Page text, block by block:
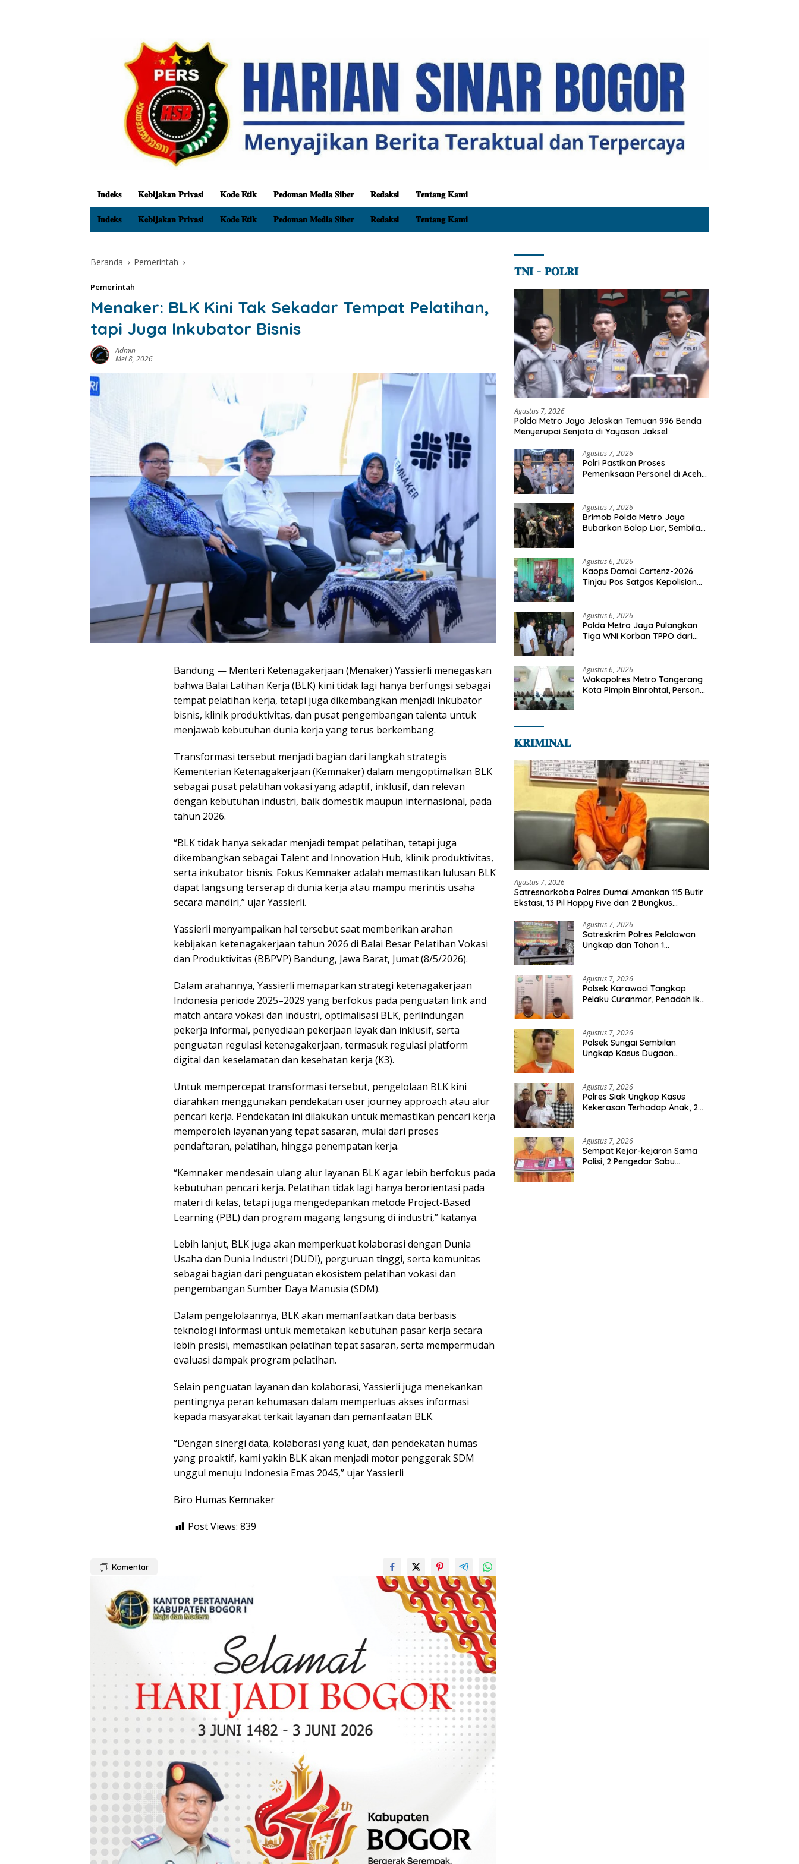
𝐈𝐧𝐝𝐞𝐤𝐬 𝐊𝐞𝐛𝐢𝐣𝐚𝐤𝐚𝐧 𝐏𝐫𝐢𝐯𝐚𝐬𝐢 𝐊𝐨𝐝𝐞 𝐄𝐭𝐢𝐤 𝐏𝐞𝐝𝐨𝐦𝐚𝐧 𝐌𝐞𝐝𝐢𝐚 𝐒𝐢𝐛𝐞𝐫 𝐑𝐞𝐝𝐚𝐤𝐬𝐢 𝐓𝐞𝐧𝐭𝐚𝐧𝐠 𝐊𝐚𝐦𝐢
𝐈𝐧𝐝𝐞𝐤𝐬 𝐊𝐞𝐛𝐢𝐣𝐚𝐤𝐚𝐧 𝐏𝐫𝐢𝐯𝐚𝐬𝐢 𝐊𝐨𝐝𝐞 𝐄𝐭𝐢𝐤 𝐏𝐞𝐝𝐨𝐦𝐚𝐧 𝐌𝐞𝐝𝐢𝐚 𝐒𝐢𝐛𝐞𝐫 𝐑𝐞𝐝𝐚𝐤𝐬𝐢 𝐓𝐞𝐧𝐭𝐚𝐧𝐠 𝐊𝐚𝐦𝐢
Beranda Pemerintah
Pemerintah
Menaker: BLK Kini Tak Sekadar Tempat Pelatihan,
tapi Juga Inkubator Bisnis
Admin
Mei 8, 2026
Bandung — Menteri Ketenagakerjaan (Menaker) Yassierli menegaskan
bahwa Balai Latihan Kerja (BLK) kini tidak lagi hanya berfungsi sebagai
tempat pelatihan kerja, tetapi juga dikembangkan menjadi inkubator
bisnis, klinik produktivitas, dan pusat pengembangan talenta untuk
menjawab kebutuhan dunia kerja yang terus berkembang.
Transformasi tersebut menjadi bagian dari langkah strategis
Kementerian Ketenagakerjaan (Kemnaker) dalam mengoptimalkan BLK
sebagai pusat pelatihan vokasi yang adaptif, inklusif, dan relevan
dengan kebutuhan industri, baik domestik maupun internasional, pada
tahun 2026.
“BLK tidak hanya sekadar menjadi tempat pelatihan, tetapi juga
dikembangkan sebagai Talent and Innovation Hub, klinik produktivitas,
serta inkubator bisnis. Fokus Kemnaker adalah memastikan lulusan BLK
dapat langsung terserap di dunia kerja atau mampu merintis usaha
secara mandiri,” ujar Yassierli.
Yassierli menyampaikan hal tersebut saat memberikan arahan
kebijakan ketenagakerjaan tahun 2026 di Balai Besar Pelatihan Vokasi
dan Produktivitas (BBPVP) Bandung, Jawa Barat, Jumat (8/5/2026).
Dalam arahannya, Yassierli memaparkan strategi ketenagakerjaan
Indonesia periode 2025–2029 yang berfokus pada penguatan link and
match antara vokasi dan industri, optimalisasi BLK, perlindungan
pekerja informal, penyediaan pekerjaan layak dan inklusif, serta
penguatan regulasi ketenagakerjaan, termasuk regulasi platform
digital dan keselamatan dan kesehatan kerja (K3).
Untuk mempercepat transformasi tersebut, pengelolaan BLK kini
diarahkan menggunakan pendekatan user journey approach atau alur
pencari kerja. Pendekatan ini dilakukan untuk memastikan pencari kerja
memperoleh layanan yang tepat sasaran, mulai dari proses
pendaftaran, pelatihan, hingga penempatan kerja.
“Kemnaker mendesain ulang alur layanan BLK agar lebih berfokus pada
kebutuhan pencari kerja. Pelatihan tidak lagi hanya berorientasi pada
materi di kelas, tetapi juga mengedepankan metode Project-Based
Learning (PBL) dan program magang langsung di industri,” katanya.
Lebih lanjut, BLK juga akan memperkuat kolaborasi dengan Dunia
Usaha dan Dunia Industri (DUDI), perguruan tinggi, serta komunitas
sebagai bagian dari penguatan ekosistem pelatihan vokasi dan
pengembangan Sumber Daya Manusia (SDM).
Dalam pengelolaannya, BLK akan memanfaatkan data berbasis
teknologi informasi untuk memetakan kebutuhan pasar kerja secara
lebih presisi, memastikan pelatihan tepat sasaran, serta mempermudah
evaluasi dampak program pelatihan.
Selain penguatan layanan dan kolaborasi, Yassierli juga menekankan
pentingnya peran kehumasan dalam memperluas akses informasi
kepada masyarakat terkait layanan dan pemanfaatan BLK.
“Dengan sinergi data, kolaborasi yang kuat, dan pendekatan humas
yang proaktif, kami yakin BLK akan menjadi motor penggerak SDM
unggul menuju Indonesia Emas 2045,” ujar Yassierli
Biro Humas Kemnaker
Post Views: 839
Komentar
𝐓𝐍𝐈 – 𝐏𝐎𝐋𝐑𝐈
Agustus 7, 2026
Polda Metro Jaya Jelaskan Temuan 996 Benda
Menyerupai Senjata di Yayasan Jaksel
Agustus 7, 2026
Polri Pastikan Proses
Pemeriksaan Personel di Aceh
Agustus 7, 2026
Brimob Polda Metro Jaya
Bubarkan Balap Liar, Sembilan
Agustus 6, 2026
Kaops Damai Cartenz-2026
Tinjau Pos Satgas Kepolisian
Bersama Masyarakat
Agustus 6, 2026
Polda Metro Jaya Pulangkan
Tiga WNI Korban TPPO dari
Agustus 6, 2026
Wakapolres Metro Tangerang
Kota Pimpin Binrohtal, Personel
𝐊𝐑𝐈𝐌𝐈𝐍𝐀𝐋
Agustus 7, 2026
Satresnarkoba Polres Dumai Amankan 115 Butir
Ekstasi, 13 Pil Happy Five dan 2 Bungkus
Agustus 7, 2026
Satreskrim Polres Pelalawan
Ungkap dan Tahan 1
Agustus 7, 2026
Polsek Karawaci Tangkap
Pelaku Curanmor, Penadah Ikut
Agustus 7, 2026
Polsek Sungai Sembilan
Ungkap Kasus Dugaan
Berhasil Diamankan
Agustus 7, 2026
Polres Siak Ungkap Kasus
Kekerasan Terhadap Anak, 2
Agustus 7, 2026
Sempat Kejar-kejaran Sama
Polisi, 2 Pengedar Sabu